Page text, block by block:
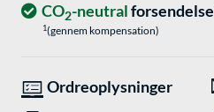
CO2-neutralforsendelse
1(gennem kompensation)
Ordreoplysninger